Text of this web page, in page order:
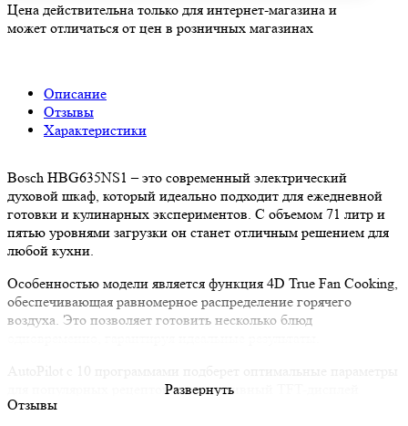
Цена действительна только для интернет-магазина и
может отличаться от цен в розничных магазинах
Описание
Отзывы
Характеристики
Bosch HBG635NS1 – это современный электрический
духовой шкаф, который идеально подходит для ежедневной
готовки и кулинарных экспериментов. С объемом 71 литр и
пятью уровнями загрузки он станет отличным решением для
любой кухни.
Особенностью модели является функция 4D True Fan Cooking,
обеспечивающая равномерное распределение горячего
воздуха. Это позволяет готовить несколько блюд
для популярных рецептов, а интуитивный TFT-дисплей
делает управление процессом готовки простым и удобным.
Развернуть
Отзывы